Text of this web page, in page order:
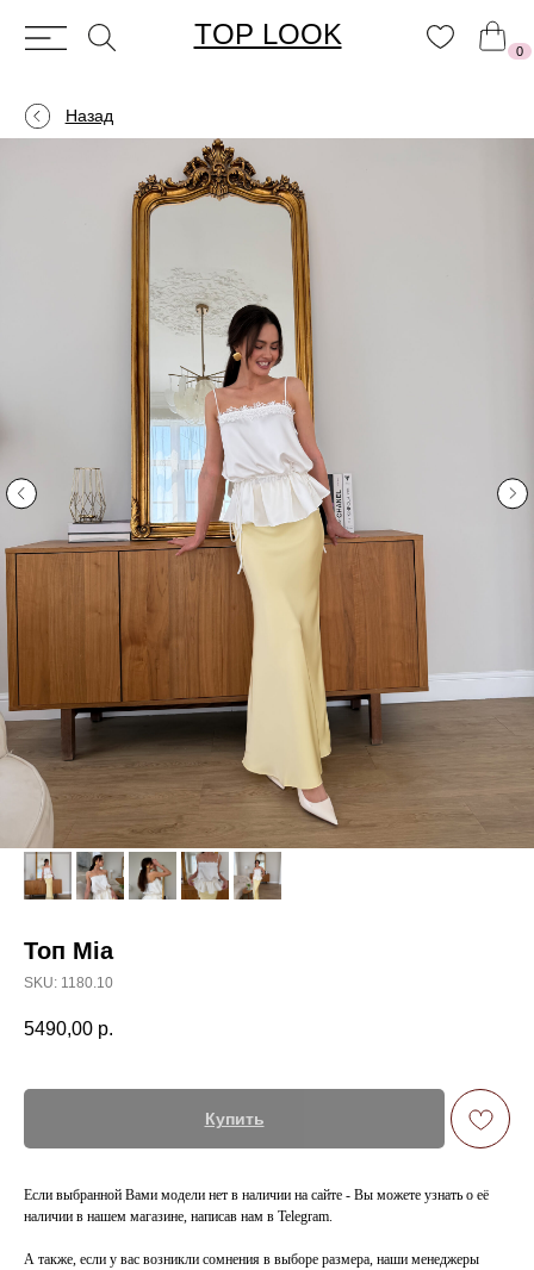
TOP LOOK
Топ Mia
SKU: 1180.10
5490,00 р.
Купить
Если выбранной Вами модели нет в наличии на сайте - Вы можете узнать о её
наличии в нашем магазине, написав нам в Telegram.
А также, если у вас возникли сомнения в выборе размера, наши менеджеры